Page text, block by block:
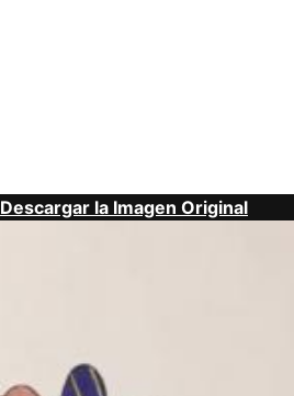
Descargar la Imagen Original